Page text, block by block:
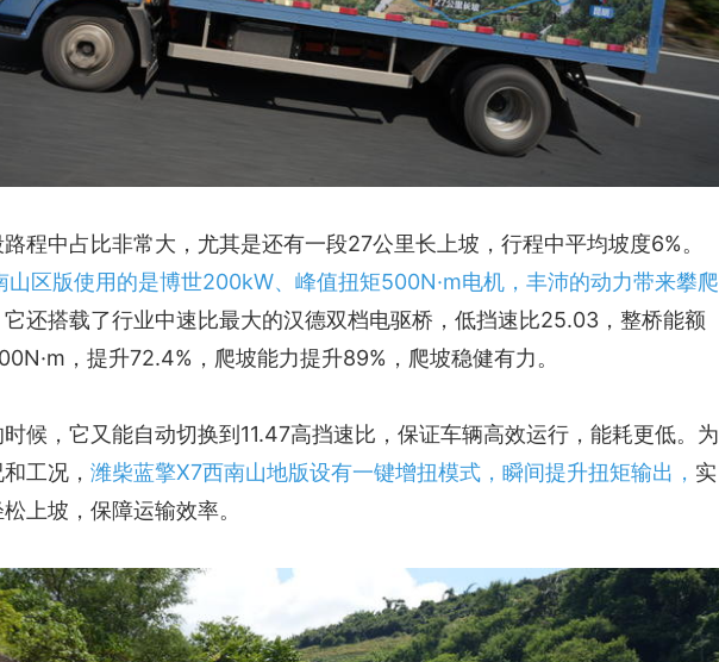
程中占比非常大，尤其是还有一段27公里长上坡，行程中平均坡度6%。
山区版使用的是博世200kW、峰值扭矩500N·m电机，丰沛的动力带来攀爬
它还搭载了行业中速比最大的汉德双档电驱桥，低挡速比25.03，整桥能额
，提升72.4%，爬坡能力提升89%，爬坡稳健有力。
候，它又能自动切换到11.47高挡速比，保证车辆高效运行，能耗更低。为
工况， 潍柴蓝擎X7西南山地版设有一键增扭模式，瞬间提升扭矩输出， 实
上坡，保障运输效率。